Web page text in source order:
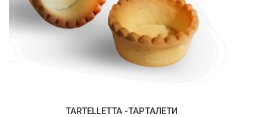
TARTELLETTA -ТАРТАЛЕТИ